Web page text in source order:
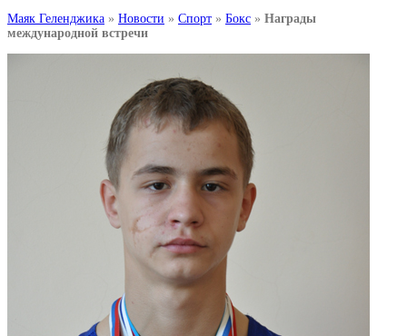
Маяк Геленджика » Новости » Спорт » Бокс » Награды
международной встречи